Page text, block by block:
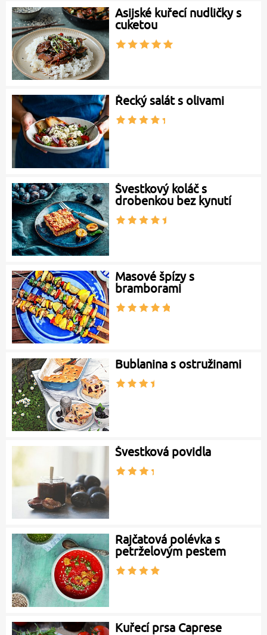
Asijské kuřecí nudličky s
cuketou
Řecký salát s olivami
Švestkový koláč s
drobenkou bez kynutí
Masové špízy s
bramborami
Bublanina s ostružinami
Švestková povidla
Rajčatová polévka s
petrželovým pestem
Kuřecí prsa Caprese